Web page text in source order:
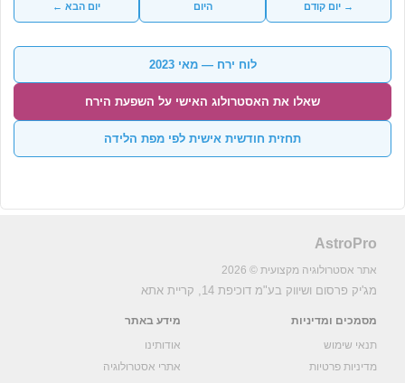
→ יום קודם היום יום הבא ←
לוח ירח — מאי 2023
שאלו את האסטרולוג האישי על השפעת הירח
תחזית חודשית אישית לפי מפת הלידה
AstroPro
אתר אסטרולוגיה מקצועית © 2026
מג'יק פרסום ושיווק בע"מ דוכיפת 14, קריית אתא
מסמכים ומדיניות
תנאי שימוש
מדיניות פרטיות
מידע באתר
אודותינו
אתרי אסטרולוגיה